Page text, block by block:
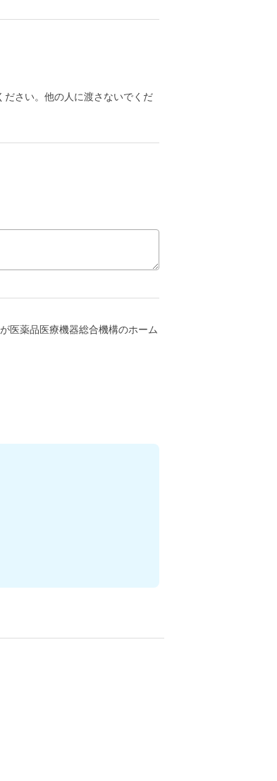
さい。他の人に渡さないでくだ
医薬品医療機器総合機構のホーム